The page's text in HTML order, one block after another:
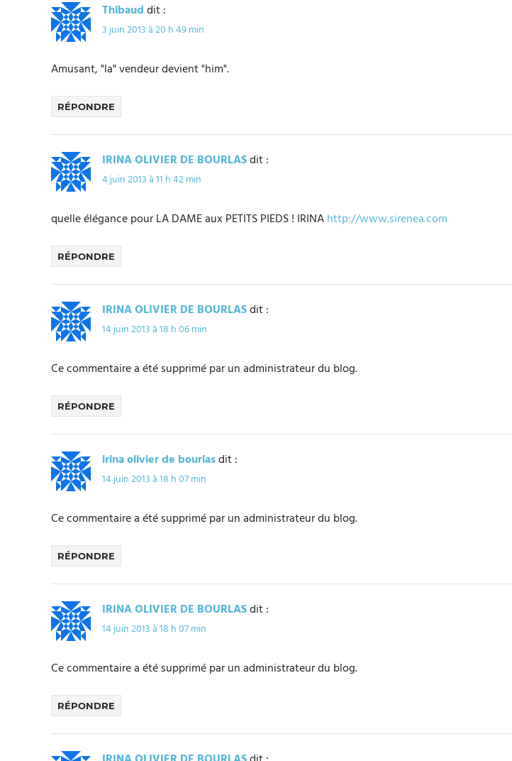
Thibauddit :
3 juin 2013 à 20 h 49 min
Amusant, "la" vendeur devient "him".
RÉPONDRE
IRINA OLIVIER DE BOURLASdit :
4 juin 2013 à 11 h 42 min
quelle élégance pour LA DAME aux PETITS PIEDS ! IRINAhttp://www.sirenea.com
RÉPONDRE
IRINA OLIVIER DE BOURLASdit :
14 juin 2013 à 18 h 06 min
Ce commentaire a été supprimé par un administrateur du blog.
RÉPONDRE
irina olivier de bourlasdit :
14 juin 2013 à 18 h 07 min
Ce commentaire a été supprimé par un administrateur du blog.
RÉPONDRE
IRINA OLIVIER DE BOURLASdit :
14 juin 2013 à 18 h 07 min
Ce commentaire a été supprimé par un administrateur du blog.
RÉPONDRE